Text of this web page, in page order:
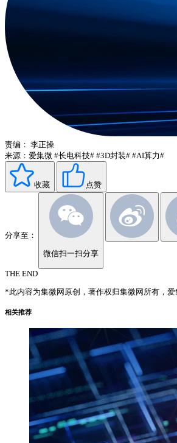
责编： 李正操
来源：爱集微 #长电科技# #3D封装# #AI算力#
收藏 点赞
分享至：
微信扫一扫分享
THE END
*此内容为集微网原创，著作权归集微网所有，爱
相关推荐